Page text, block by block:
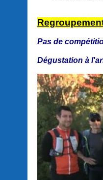
Pas de
Dégustation à